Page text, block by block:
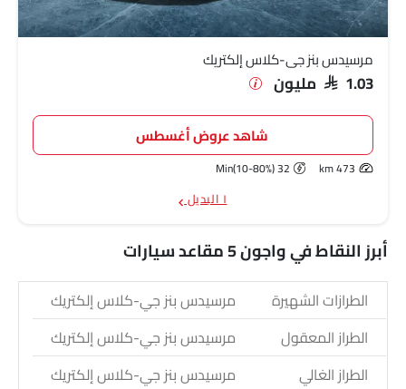
مرسيدس بنز جي-كلاس إلكتريك
SAR 1.03 مليون
شاهد عروض أغسطس
473 km
32 Min(10-80%)
١ البديل
أبرز النقاط في واجون 5 مقاعد سيارات
الطرازات الشهيرة
مرسيدس بنز جي-كلاس إلكتريك
الطراز المعقول
مرسيدس بنز جي-كلاس إلكتريك
الطراز الغالي
مرسيدس بنز جي-كلاس إلكتريك